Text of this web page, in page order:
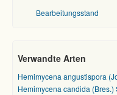
Bearbeitungsstand
Verwandte Arten
Hemimycena angustispora
Hemimycena candida (Bres.)